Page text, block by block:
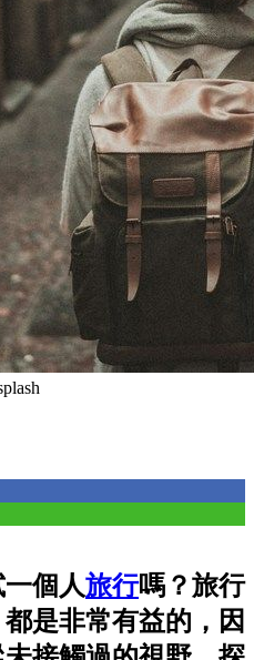
個人旅行嗎？旅行
是非常有益的，因